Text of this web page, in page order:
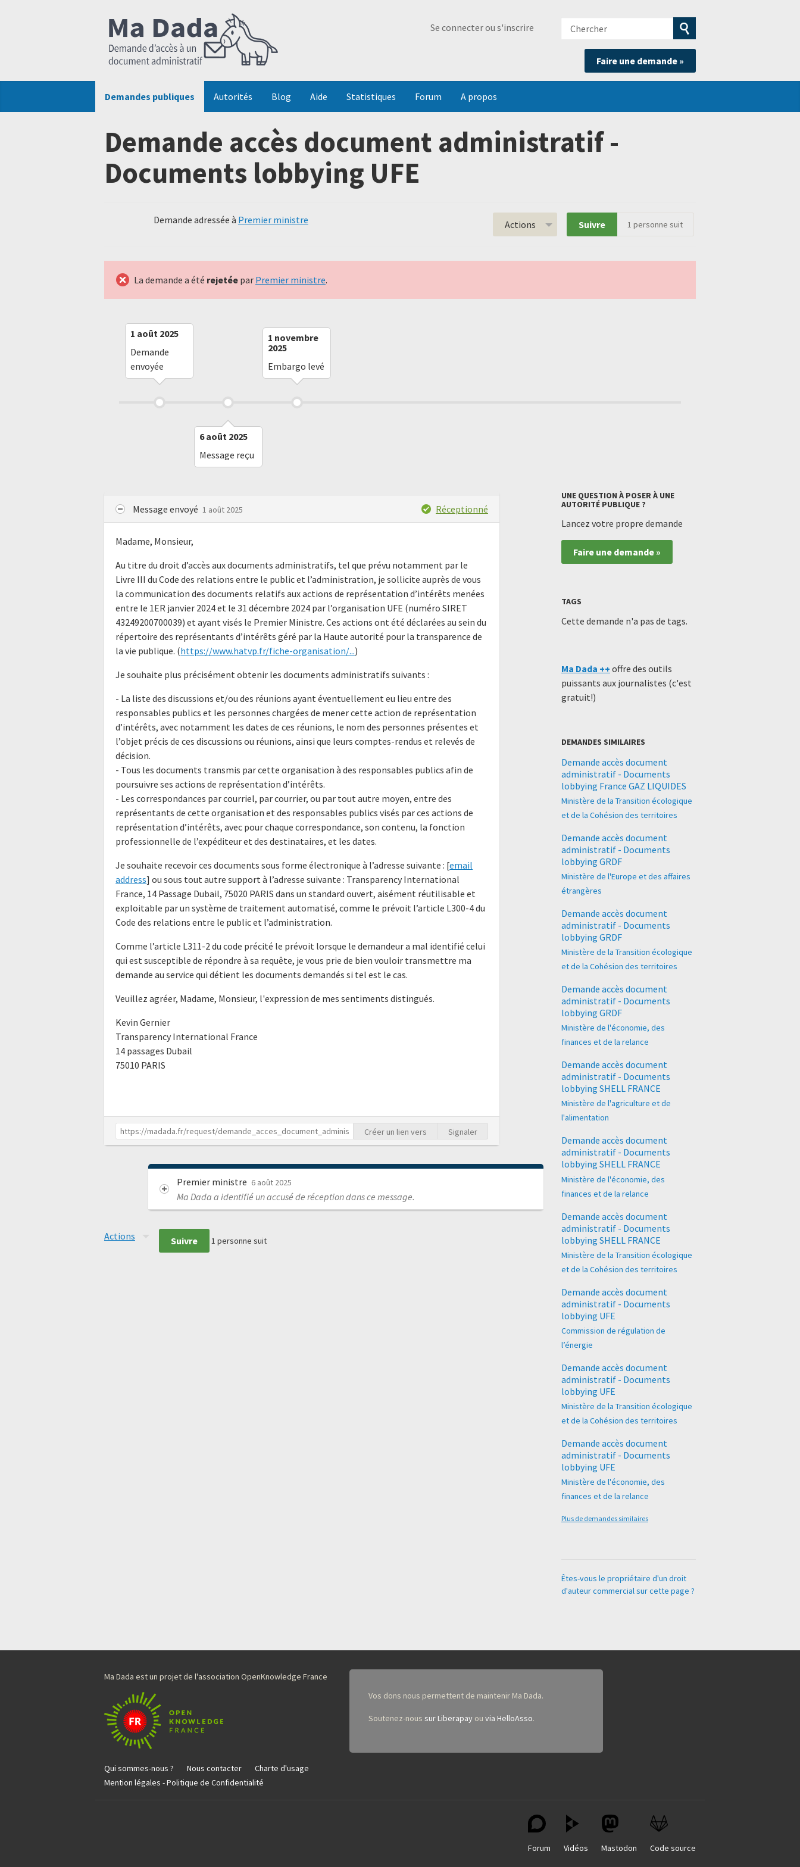
Se connecter ou s'inscrire
Chercher
Soumettre
la
recherche
Faire une demande »
Demandes publiques Autorités Blog Aide Statistiques Forum A propos
Demande accès document administratif -
Documents lobbying UFE
Demande adressée à Premier ministre Actions Suivre 1 personne suit
La demande a été rejetée par Premier ministre.
1 août 2025
Demande
envoyée
6 août 2025
Message reçu
1 novembre
2025
Embargo levé
Message envoyé 1 août 2025 Réceptionné
Madame, Monsieur,
Au titre du droit d’accès aux documents administratifs, tel que prévu notamment par le
Livre III du Code des relations entre le public et l’administration, je sollicite auprès de vous
la communication des documents relatifs aux actions de représentation d’intérêts menées
entre le 1ER janvier 2024 et le 31 décembre 2024 par l’organisation UFE (numéro SIRET
43249200700039) et ayant visés le Premier Ministre. Ces actions ont été déclarées au sein du
répertoire des représentants d’intérêts géré par la Haute autorité pour la transparence de
la vie publique. (https://www.hatvp.fr/fiche-organisation/...)
Je souhaite plus précisément obtenir les documents administratifs suivants :
- La liste des discussions et/ou des réunions ayant éventuellement eu lieu entre des
responsables publics et les personnes chargées de mener cette action de représentation
d’intérêts, avec notamment les dates de ces réunions, le nom des personnes présentes et
l’objet précis de ces discussions ou réunions, ainsi que leurs comptes-rendus et relevés de
décision.
- Tous les documents transmis par cette organisation à des responsables publics afin de
poursuivre ses actions de représentation d’intérêts.
- Les correspondances par courriel, par courrier, ou par tout autre moyen, entre des
représentants de cette organisation et des responsables publics visés par ces actions de
représentation d’intérêts, avec pour chaque correspondance, son contenu, la fonction
professionnelle de l’expéditeur et des destinataires, et les dates.
Je souhaite recevoir ces documents sous forme électronique à l’adresse suivante : [email
address] ou sous tout autre support à l’adresse suivante : Transparency International
France, 14 Passage Dubail, 75020 PARIS dans un standard ouvert, aisément réutilisable et
exploitable par un système de traitement automatisé, comme le prévoit l’article L300-4 du
Code des relations entre le public et l’administration.
Comme l’article L311-2 du code précité le prévoit lorsque le demandeur a mal identifié celui
qui est susceptible de répondre à sa requête, je vous prie de bien vouloir transmettre ma
demande au service qui détient les documents demandés si tel est le cas.
Veuillez agréer, Madame, Monsieur, l'expression de mes sentiments distingués.
Kevin Gernier
Transparency International France
14 passages Dubail
75010 PARIS
Créer un lien vers Signaler
Premier ministre 6 août 2025
Ma Dada a identifié un accusé de réception dans ce message.
Actions Suivre 1 personne suit
UNE QUESTION À POSER À UNE
AUTORITÉ PUBLIQUE ?
Lancez votre propre demande
Faire une demande »
TAGS
Cette demande n'a pas de tags.
Ma Dada ++ offre des outils
puissants aux journalistes (c'est
gratuit!)
DEMANDES SIMILAIRES
Demande accès document
administratif - Documents
lobbying France GAZ LIQUIDES
Ministère de la Transition écologique
et de la Cohésion des territoires
Demande accès document
administratif - Documents
lobbying GRDF
Ministère de l'Europe et des affaires
étrangères
Demande accès document
administratif - Documents
lobbying GRDF
Ministère de la Transition écologique
et de la Cohésion des territoires
Demande accès document
administratif - Documents
lobbying GRDF
Ministère de l'économie, des
finances et de la relance
Demande accès document
administratif - Documents
lobbying SHELL FRANCE
Ministère de l'agriculture et de
l'alimentation
Demande accès document
administratif - Documents
lobbying SHELL FRANCE
Ministère de l'économie, des
finances et de la relance
Demande accès document
administratif - Documents
lobbying SHELL FRANCE
Ministère de la Transition écologique
et de la Cohésion des territoires
Demande accès document
administratif - Documents
lobbying UFE
Commission de régulation de
l’énergie
Demande accès document
administratif - Documents
lobbying UFE
Ministère de la Transition écologique
et de la Cohésion des territoires
Demande accès document
administratif - Documents
lobbying UFE
Ministère de l'économie, des
finances et de la relance
Plus de demandes similaires
Êtes-vous le propriétaire d'un droit
d'auteur commercial sur cette page ?
Ma Dada est un projet de l'association OpenKnowledge France
Qui sommes-nous ? Nous contacter
Charte d'usage
Mention légales - Politique de Confidentialité
Vos dons nous permettent de maintenir Ma Dada.
Soutenez-nous sur Liberapayou via HelloAsso.
Code source
Mastodon
Vidéos
Forum